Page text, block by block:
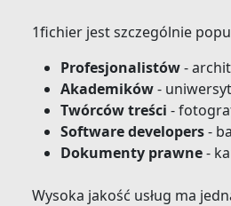
1fichier jest szczególnie
Profesjonalistów-
Akademików-
Twórców treści -
Software developers-
Dokumenty prawne-
Wysoka jakość usług ma